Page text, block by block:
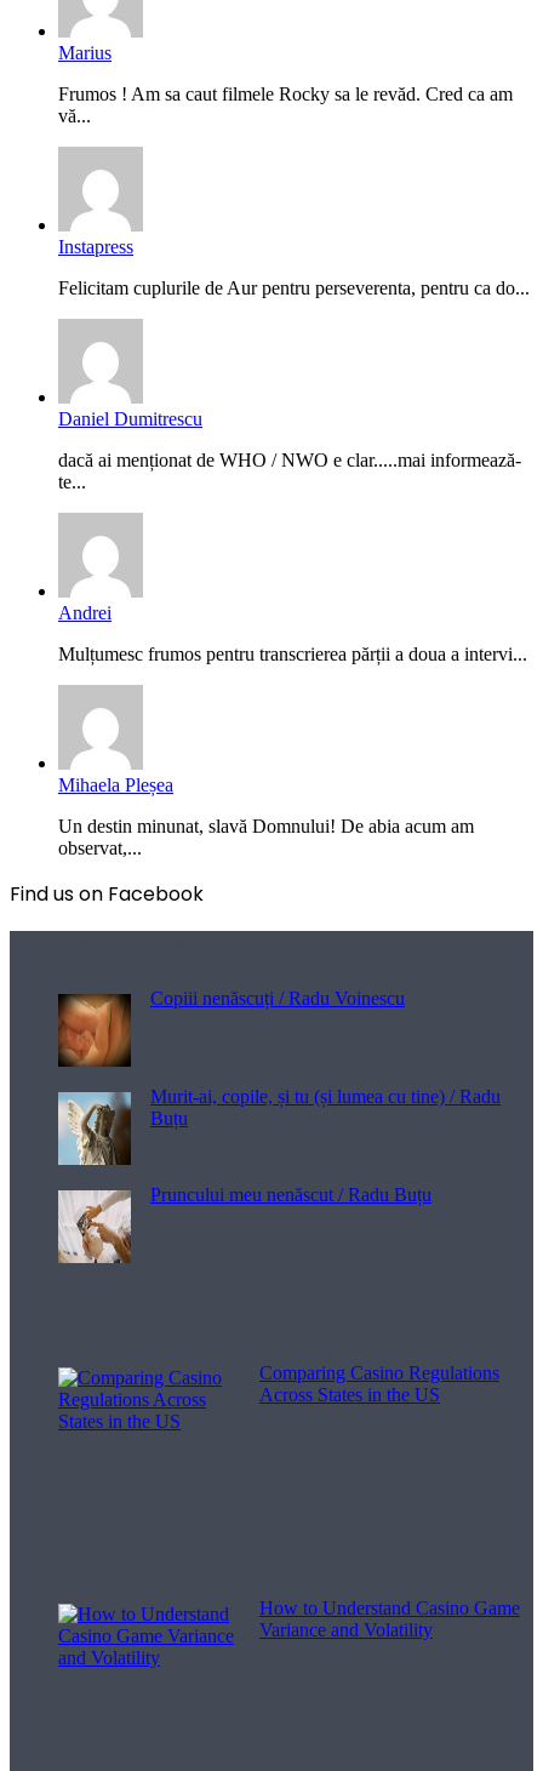
Marius
Frumos ! Am sa caut filmele Rocky sa le revăd. Cred ca am
vă...
Instapress
Felicitam cuplurile de Aur pentru perseverenta, pentru ca do...
Daniel Dumitrescu
dacă ai menționat de WHO / NWO e clar.....mai informează-
te...
Andrei
Mulțumesc frumos pentru transcrierea părții a doua a intervi...
Mihaela Pleșea
Un destin minunat, slavă Domnului! De abia acum am
observat,...
Find us on Facebook
Copiii nenăscuți / Radu Voinescu
Murit-ai, copile, și tu (și lumea cu tine) / Radu
Buțu
Pruncului meu nenăscut / Radu Buțu
Comparing Casino Regulations
Across States in the US
How to Understand Casino Game
Variance and Volatility